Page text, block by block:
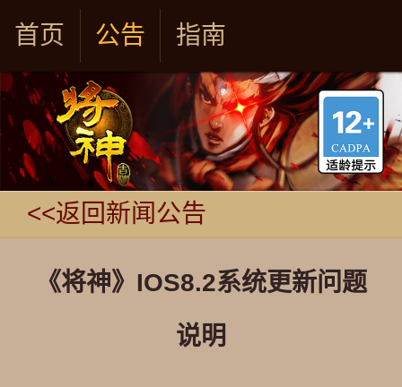
首页 公告 指南
<<返回新闻公告
《将神》IOS8.2系统更新问题
说明